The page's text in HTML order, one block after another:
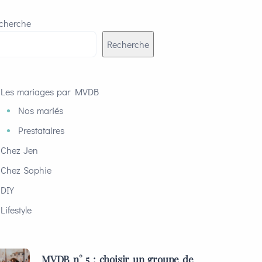
Recherche
Les mariages par MVDB
Nos mariés
Prestataires
Chez Jen
Chez Sophie
DIY
Lifestyle
MVDB n° 5 : choisir un groupe de